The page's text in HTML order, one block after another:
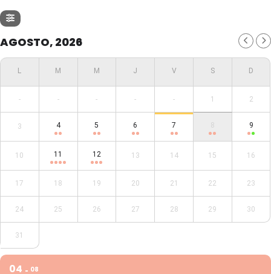
AGOSTO, 2026
- - - - - 1 2
3 4 5 6 7 8 9
10 11 12 13 14 15 16
17 18 19 20 21 22 23
24 25 26 27 28 29 30
31
04 08